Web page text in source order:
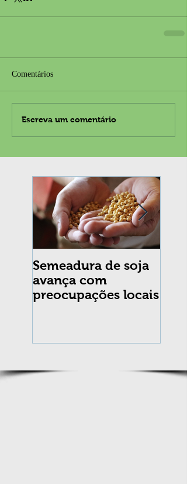
Semeadura de soja
avança com
preocupações locais
Comentários
Escreva um comentário